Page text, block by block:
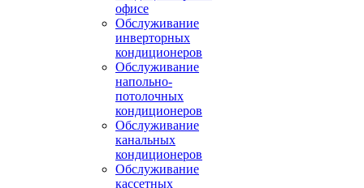
офисе
Обслуживание
инверторных
кондиционеров
Обслуживание
напольно-
потолочных
кондиционеров
Обслуживание
канальных
кондиционеров
Обслуживание
кассетных